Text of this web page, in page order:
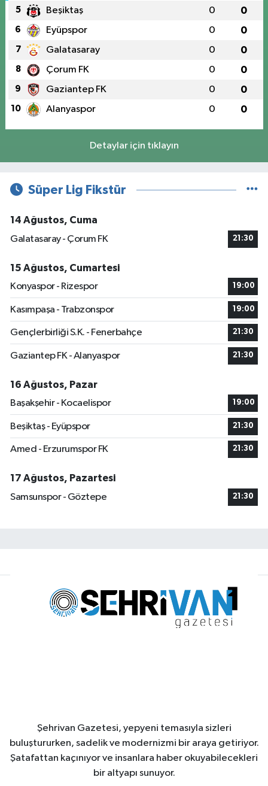
5 Beşiktaş 0 0
6 Eyüpspor 0 0
7 Galatasaray 0 0
8 Çorum FK 0 0
9 Gaziantep FK 0 0
10 Alanyaspor 0 0
Detaylar için tıklayın
Süper Lig Fikstür
14 Ağustos, Cuma
Galatasaray - Çorum FK
21:30
15 Ağustos, Cumartesi
Konyaspor - Rizespor
19:00
Kasımpaşa - Trabzonspor 19:00
Gençlerbirliği S.K. - Fenerbahçe 21:30
Gaziantep FK - Alanyaspor 21:30
16 Ağustos, Pazar
Başakşehir - Kocaelispor
19:00
Beşiktaş - Eyüpspor 21:30
Amed - Erzurumspor FK 21:30
17 Ağustos, Pazartesi
Samsunspor - Göztepe
21:30
Şehrivan Gazetesi, yepyeni temasıyla sizleri
buluştururken, sadelik ve modernizmi bir araya getiriyor.
Şatafattan kaçınıyor ve insanlara haber okuyabilecekleri
bir altyapı sunuyor.